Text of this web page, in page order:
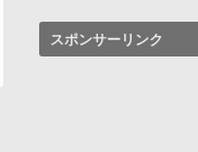
スポンサーリンク